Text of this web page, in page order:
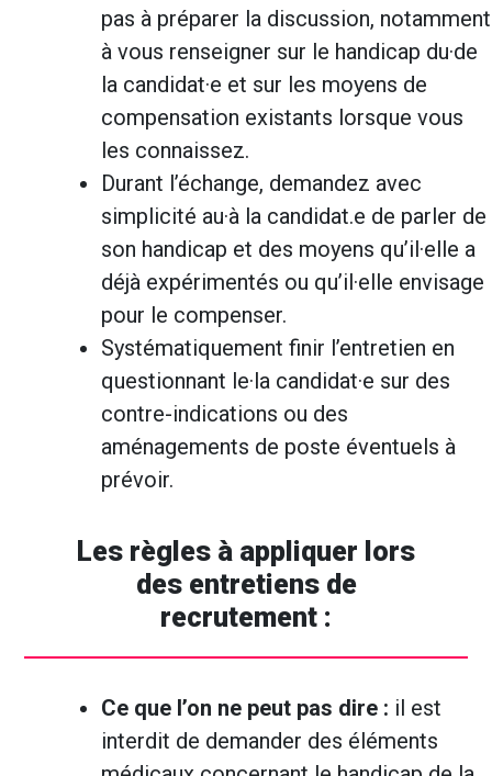
pas à préparer la discussion, notamment
à vous renseigner sur le handicap du·de
la candidat·e et sur les moyens de
compensation existants lorsque vous
les connaissez.
Durant l’échange, demandez avec
simplicité au·à la candidat.e de parler de
son handicap et des moyens qu’il·elle a
déjà expérimentés ou qu’il·elle envisage
pour le compenser.
Systématiquement finir l’entretien en
questionnant le·la candidat·e sur des
contre-indications ou des
aménagements de poste éventuels à
prévoir.
Les règles à appliquer lors
des entretiens de
recrutement :
Ce que l’on ne peut pas dire : il est
interdit de demander des éléments